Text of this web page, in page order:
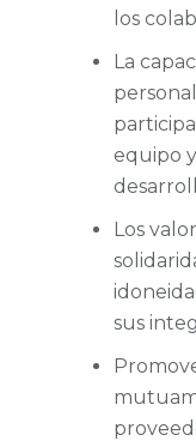
los
La
equipo
Los
sus